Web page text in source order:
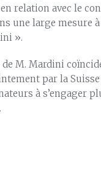
relation avec le
une large mesure
».
M. Mardini
par la Suisse
à s’engager